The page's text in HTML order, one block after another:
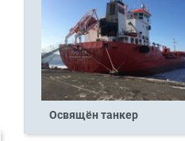
Освящён танкер